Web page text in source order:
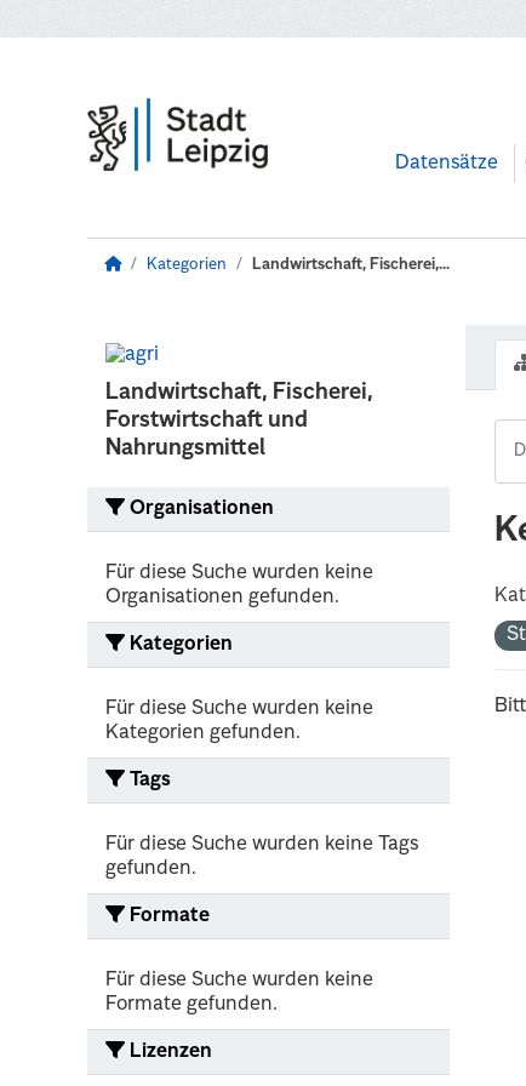
Datensätze
Kategorien Landwirtschaft, Fischerei,...
Landwirtschaft, Fischerei,
Forstwirtschaft und
Nahrungsmittel
Organisationen
Für diese Suche wurden keine
Organisationen gefunden.
Kategorien
Für diese Suche wurden keine
Kategorien gefunden.
Tags
Für diese Suche wurden keine Tags
gefunden.
Formate
Für diese Suche wurden keine
Formate gefunden.
Lizenzen